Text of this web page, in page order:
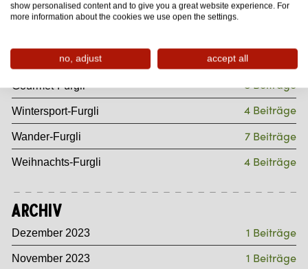
Entspannungs-Furgli 4 Beiträge
Sommer-Furgli 37 Beiträge
Gourmet-Furgli 8 Beiträge
Wintersport-Furgli 4 Beiträge
Wander-Furgli 7 Beiträge
Weihnachts-Furgli 4 Beiträge
Archiv
Dezember 2023 1 Beiträge
November 2023 1 Beiträge
show personalised content and to give you a great website experience. For
more information about the cookies we use open the settings.
no, adjust accept all